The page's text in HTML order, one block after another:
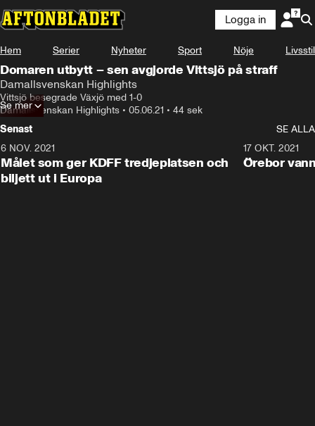
Logga in
Hem Serier Nyheter Sport Nöje Livsstil
Domaren utbytt – sen avgjorde Vittsjö på straff
Damallsvenskan Highlights
Vittsjö besegrade Växjö med 1-0
Damallsvenskan Highlights • 05.06.21 • 44 sek
Se mer
Senast
SE ALLA
6 NOV. 2021
Målet som ger KDFF tredjeplatsen och
biljett ut i Europa
17 OKT. 2021
Örebor